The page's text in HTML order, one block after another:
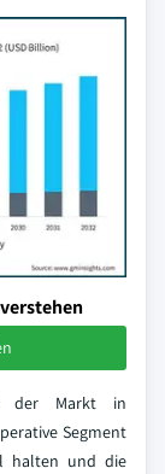
der Markt in
Segment
halten und die